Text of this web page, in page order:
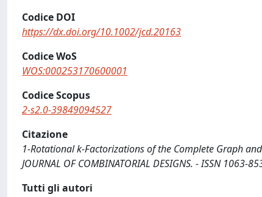
Codice DOI
https://dx.doi.org/10.1002/jcd.20163
Codice WoS
WOS:000253170600001
Codice Scopus
2-s2.0-39849094527
Citazione
1-Rotational k-Factorizations of the Complete Graph
JOURNAL OF COMBINATORIAL DESIGNS. - ISSN
Tutti gli autori